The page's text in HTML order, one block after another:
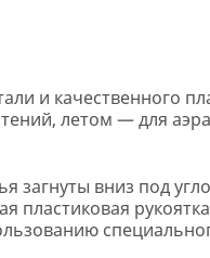
и качественного
летом — для
загнуты вниз под
пластиковая